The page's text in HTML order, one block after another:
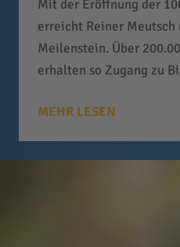
Mit der Eröffnung der
erreicht Reiner Meutsch
Meilenstein. Über
erhalten so Zugang zu
MEHR LESEN